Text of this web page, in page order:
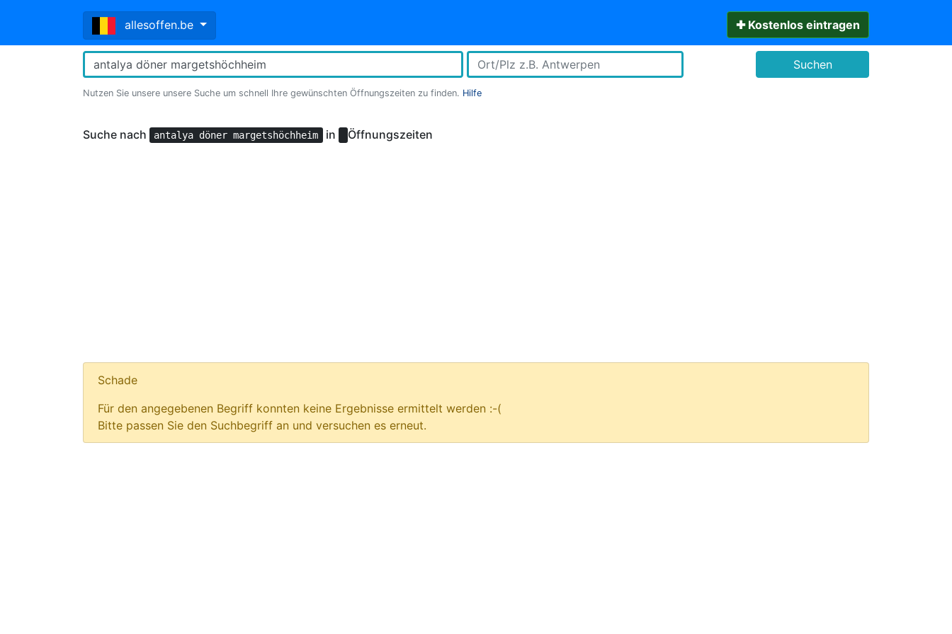
allesoffen.be ✚ Kostenlos eintragen
Nutzen Sie unsere unsere Suche um schnell Ihre gewünschten Öffnungszeiten zu finden. Hilfe
Suchen
Suche nach antalya döner margetshöchheim in Öffnungszeiten
Schade
Für den angegebenen Begriff konnten keine Ergebnisse ermittelt werden :-(
Bitte passen Sie den Suchbegriff an und versuchen es erneut.